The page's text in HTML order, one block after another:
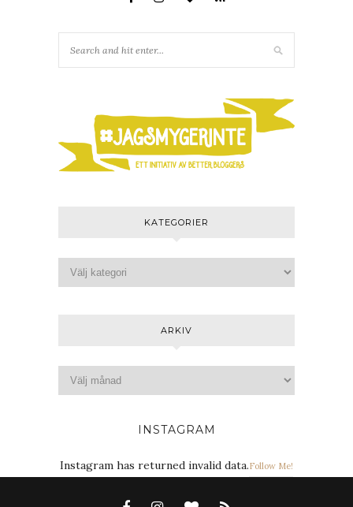
KATEGORIER
ARKIV
INSTAGRAM
Instagram has returned invalid data.Follow Me!